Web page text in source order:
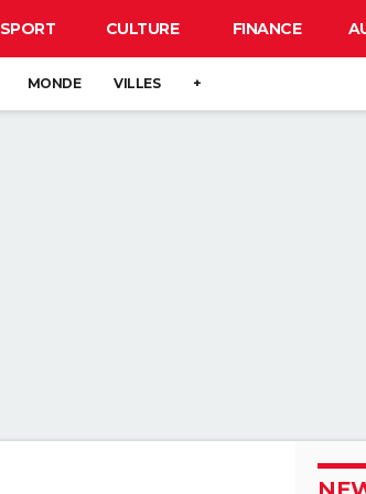
SPORT CULTURE FINANCE
MONDE VILLES +